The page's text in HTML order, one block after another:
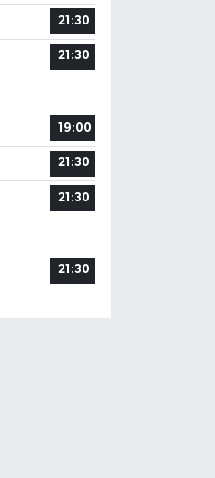
21:30
21:30
19:00
21:30
21:30
21:30